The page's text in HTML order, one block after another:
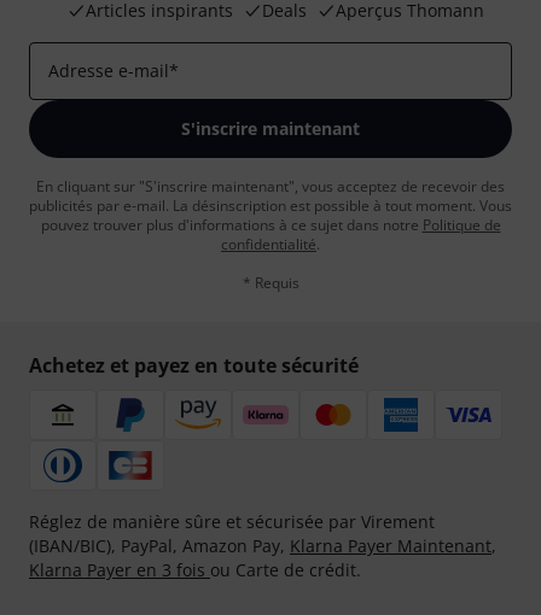
Articles inspirants
Deals Aperçus Thomann
Adresse e-mail*
S'inscrire maintenant
En cliquant sur "S'inscrire maintenant", vous acceptez de recevoir des
publicités par e-mail. La désinscription est possible à tout moment. Vous
pouvez trouver plus d'informations à ce sujet dans notre Politique de
confidentialité.
* Requis
Achetez et payez en toute sécurité
Réglez de manière sûre et sécurisée par Virement
(IBAN/BIC), PayPal, Amazon Pay, Klarna Payer Maintenant,
Klarna Payer en 3 fois ou Carte de crédit.